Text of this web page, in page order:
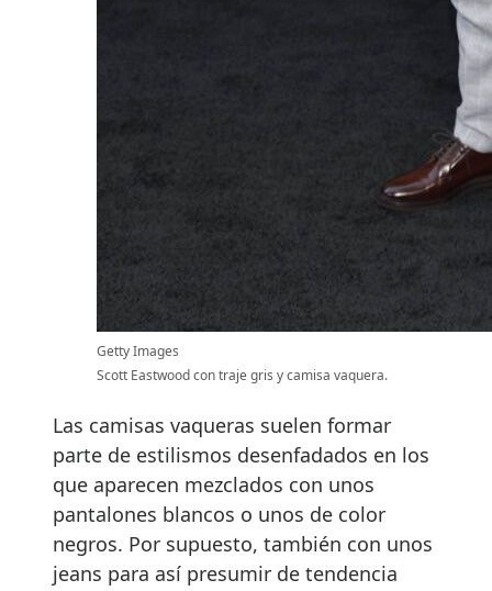
Getty Images
Scott Eastwood con traje gris y camisa vaquera.
Las camisas vaqueras suelen formar
parte de estilismos desenfadados en los
que aparecen mezclados con unos
pantalones blancos o unos de color
negros. Por supuesto, también con unos
jeans para así presumir de tendencia